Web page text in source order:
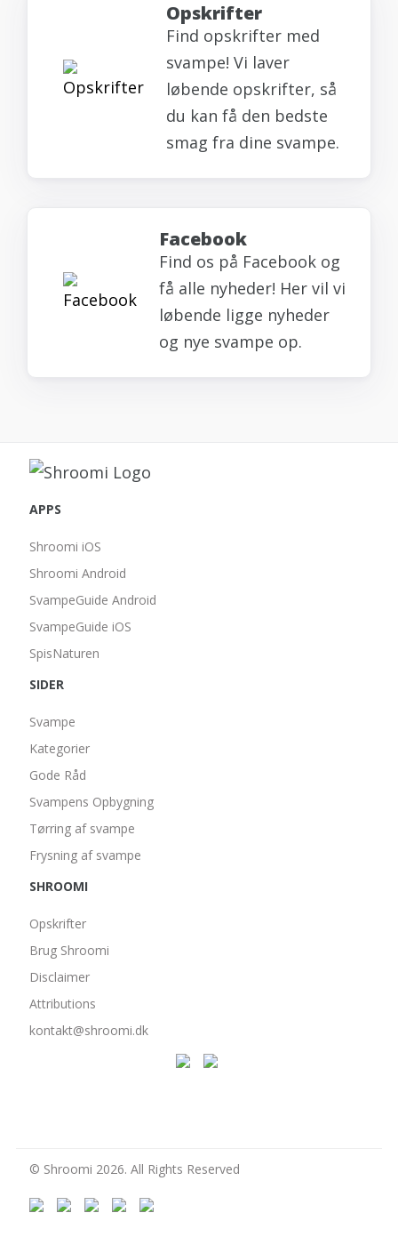
Opskrifter
Find opskrifter med
svampe! Vi laver
løbende opskrifter, så
du kan få den bedste
smag fra dine svampe.
Facebook
Find os på Facebook og
få alle nyheder! Her vil vi
løbende ligge nyheder
og nye svampe op.
APPS
Shroomi iOS
Shroomi Android
SvampeGuide Android
SvampeGuide iOS
SpisNaturen
SIDER
Svampe
Kategorier
Gode Råd
Svampens Opbygning
Tørring af svampe
Frysning af svampe
SHROOMI
Opskrifter
Brug Shroomi
Disclaimer
Attributions
kontakt@shroomi.dk
© Shroomi 2026. All Rights Reserved